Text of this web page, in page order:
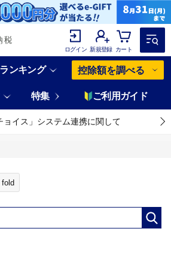
ログイン 新規登録 カート
ランキング 控除額を調べる
特集 ご利用ガイド
ョイス」システム連携に関して
fold